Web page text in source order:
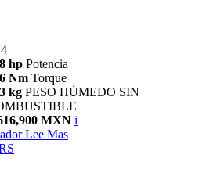
hp Potencia
Nm Torque
kg PESO HÚMEDO SIN
MXN i
Lee Mas